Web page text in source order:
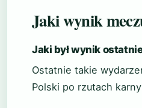
Jaki wynik
Jaki był wynik
Ostatnie takie
Polski po rzutach